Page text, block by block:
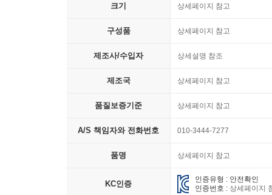
크기 상세페이지 참고
구성품 상세페이지 참고
제조사/수입자 상세설명 참조
제조국 상세페이지 참고
품질보증기준 상세페이지 참고
A/S 책임자와 전화번호 010-3444-7277
품명 상세페이지 참고
KC인증
인증유형 : 안전확인
인증번호 :상세페이지